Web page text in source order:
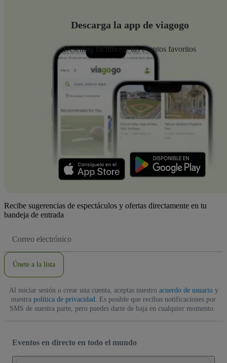
Descarga la app de viagogo
Descubre fácilmente tus eventos favoritos
Recibe sugerencias de espectáculos y ofertas directamente en tu
bandeja de entrada
de
Únete a la lista
Al iniciar sesión o crear una cuenta, aceptas nuestro acuerdo de usuarioy
nuestra política de privacidad . Es posible que recibas notificaciones por
SMS de nuestra parte, pero puedes darte de baja en cualquier momento.
Eventos en directo en todo el mundo